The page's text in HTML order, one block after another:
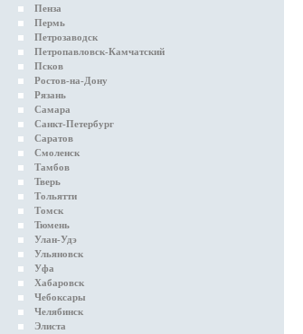
Пенза
Пермь
Петрозаводск
Петропавловск-Камчатский
Псков
Ростов-на-Дону
Рязань
Самара
Санкт-Петербург
Саратов
Смоленск
Тамбов
Тверь
Тольятти
Томск
Тюмень
Улан-Удэ
Ульяновск
Уфа
Хабаровск
Чебоксары
Челябинск
Элиста